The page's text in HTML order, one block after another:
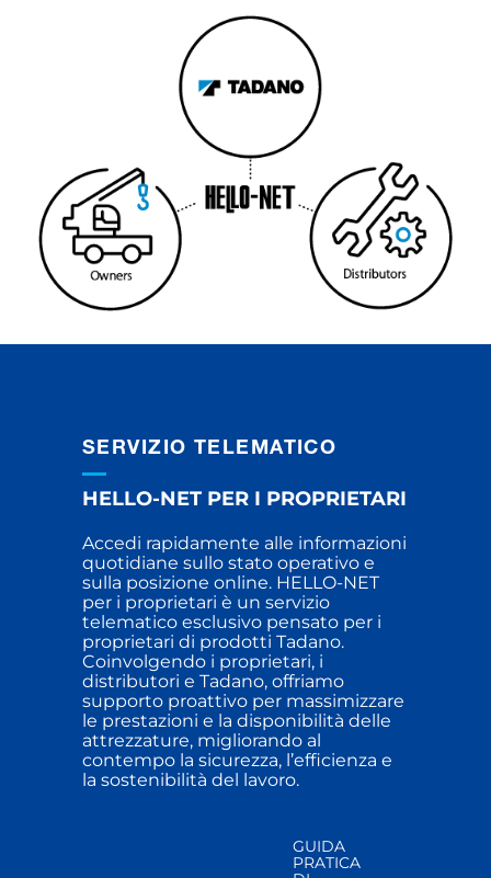
SERVIZIO TELEMATICO
HELLO-NET PER I PROPRIETARI
Accedi rapidamente alle informazioni
quotidiane sullo stato operativo e
sulla posizione online. HELLO-NET
per i proprietari è un servizio
telematico esclusivo pensato per i
proprietari di prodotti Tadano.
Coinvolgendo i proprietari, i
distributori e Tadano, offriamo
supporto proattivo per massimizzare
le prestazioni e la disponibilità delle
attrezzature, migliorando al
contempo la sicurezza, l’efficienza e
la sostenibilità del lavoro.
GUIDA
PRATICA